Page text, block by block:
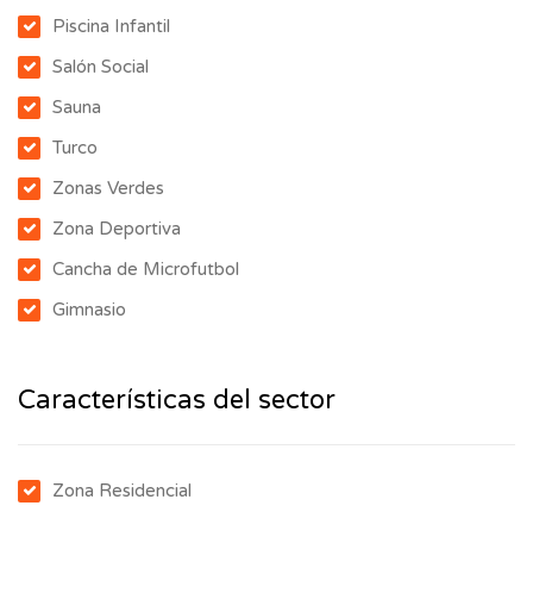
Piscina Infantil
Salón Social
Sauna
Turco
Zonas Verdes
Zona Deportiva
Cancha de Microfutbol
Gimnasio
Características del sector
Zona Residencial